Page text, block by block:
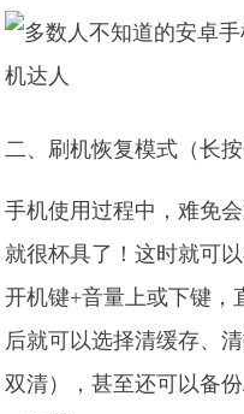
二、刷机恢复模式（长按
手机使用过程中，难免
就很杯具了！这时就可
开机键+音量上或下键，
后就可以选择清缓存、
双清），甚至还可以备